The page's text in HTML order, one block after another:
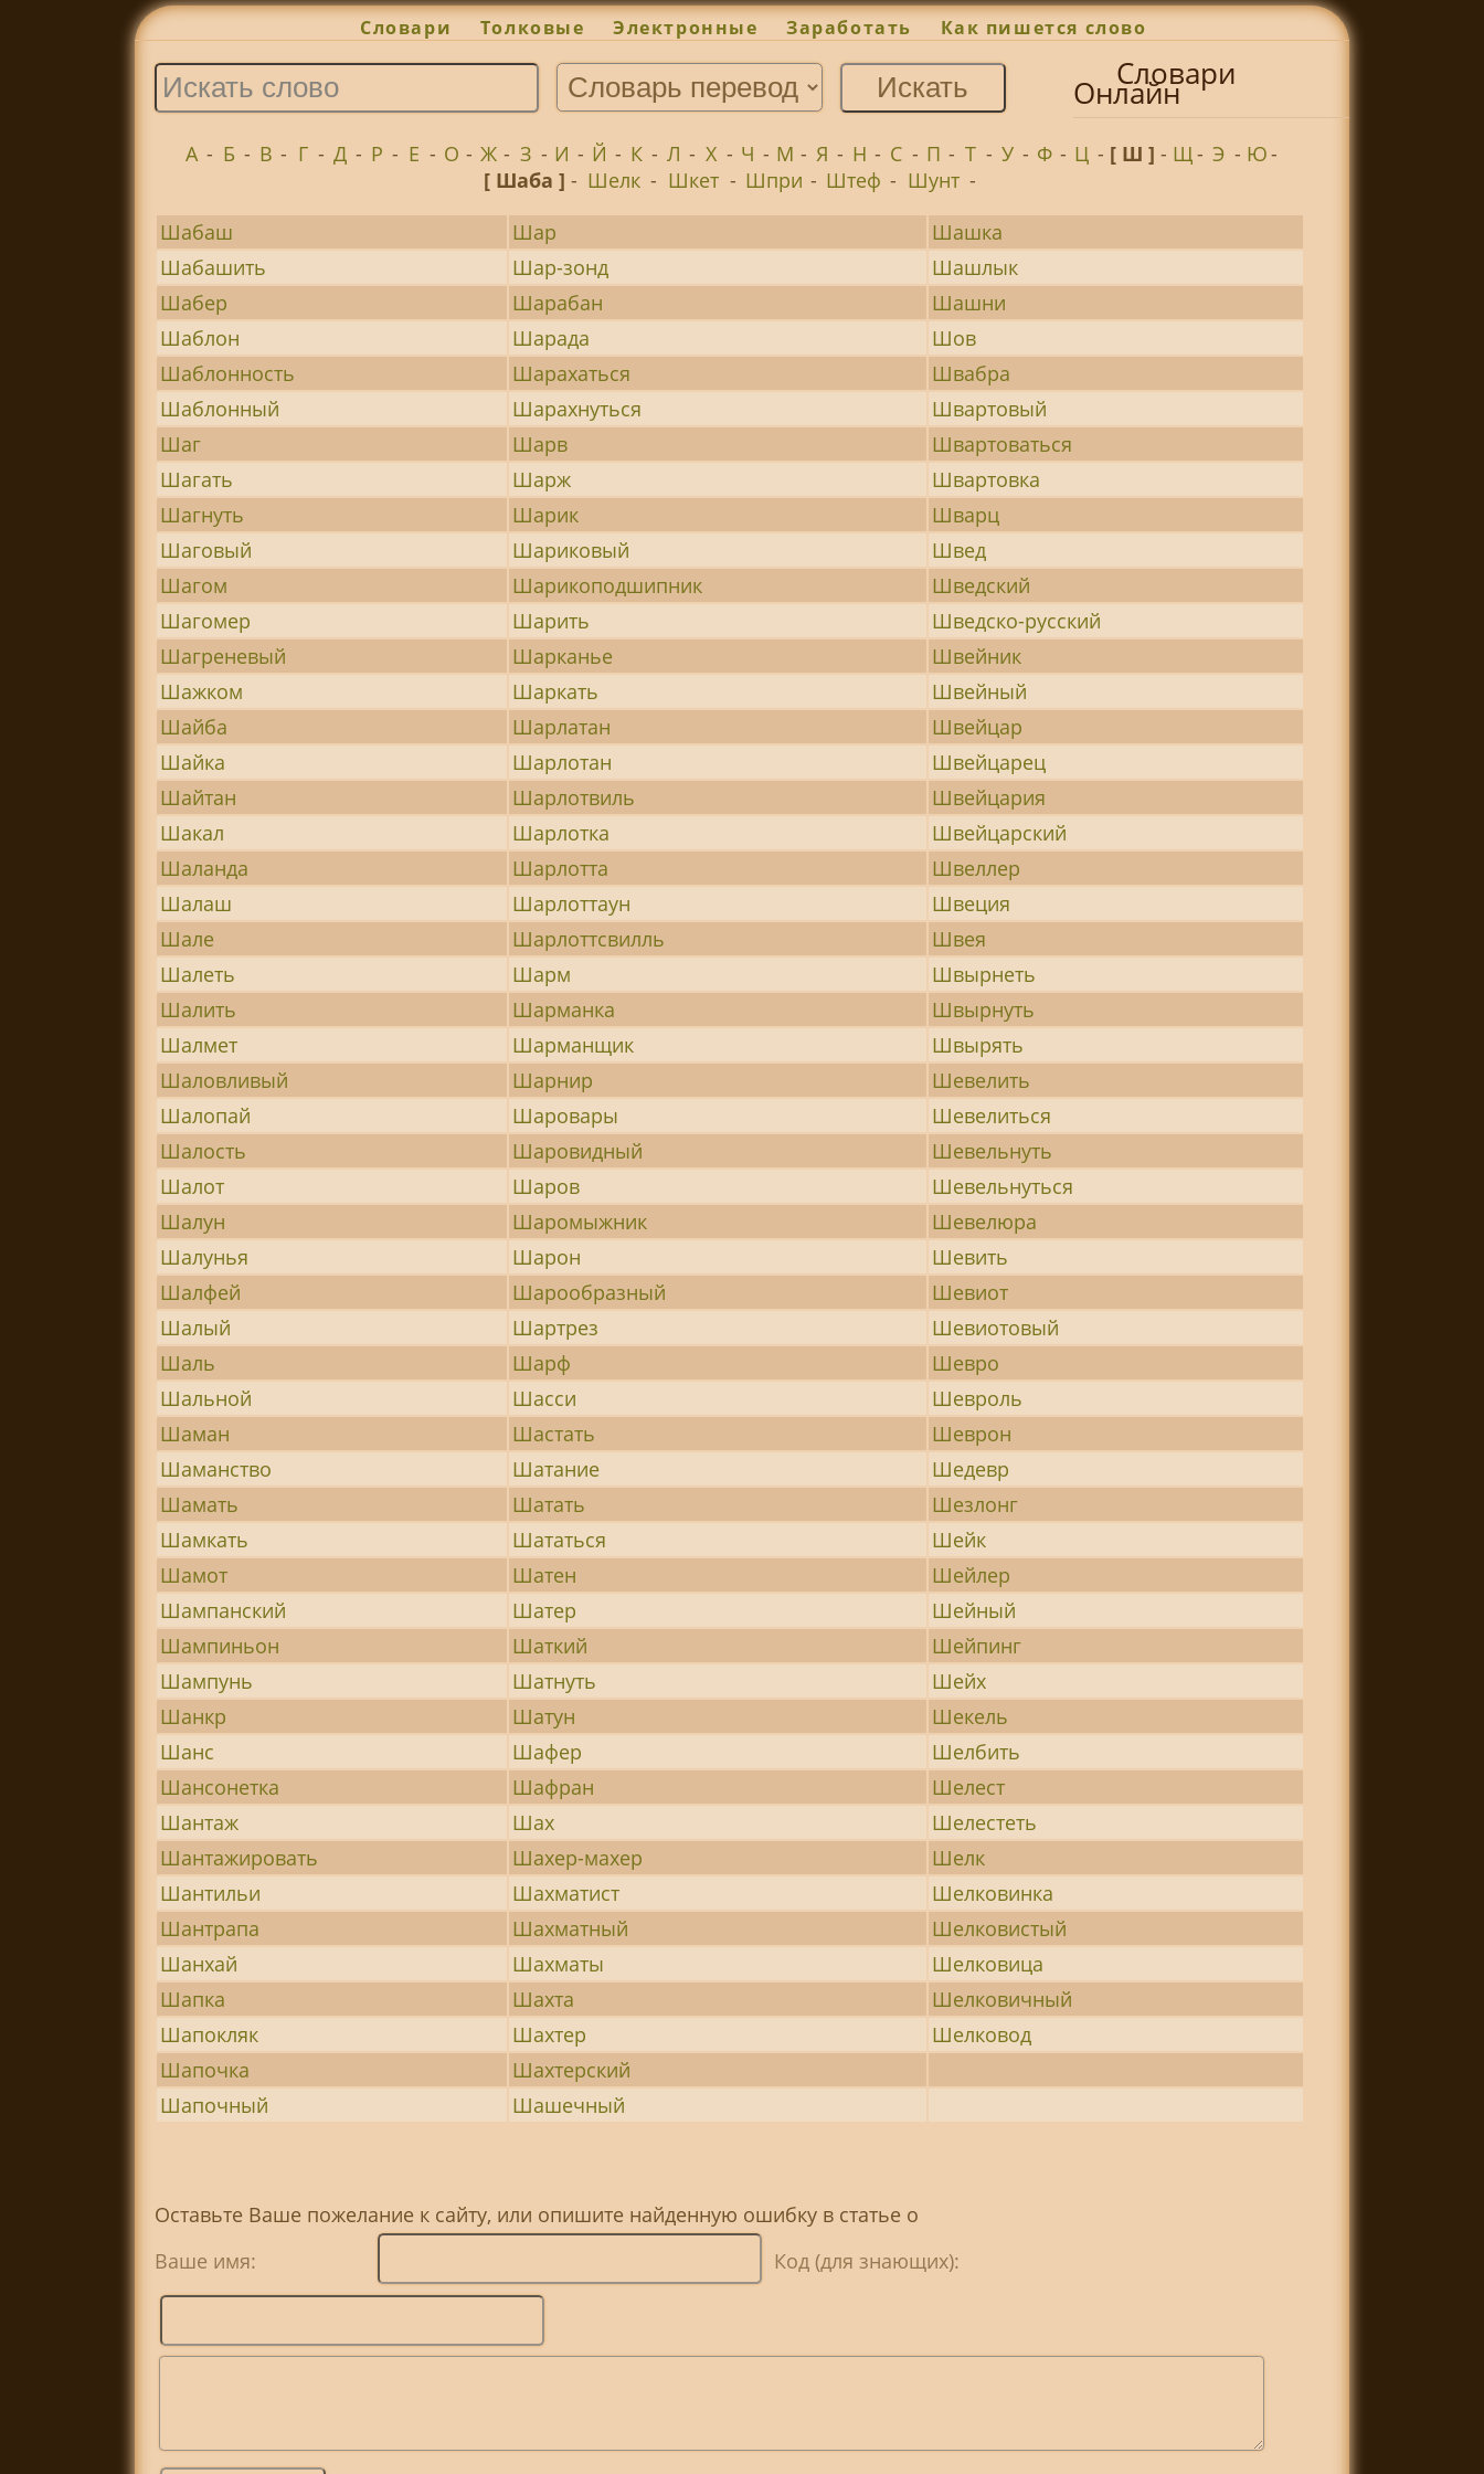
Словари Толковые Электронные Заработать Как пишется слово
Словари
Онлайн
А - Б - В - Г - Д - Р - Е - О - Ж - З - И - Й - К - Л - Х - Ч - М - Я - Н - С - П - Т - У - Ф - Ц - [ Ш ] - Щ- Э - Ю-
[ Шаба ] - Шелк - Шкет - Шпри - Штеф - Шунт -
Шабаш
Шар
Шашка
Шабашить
Шар-зонд
Шашлык
Шабер
Шарабан
Шашни
Шаблон
Шарада
Шов
Шаблонность
Шарахаться
Швабра
Шаблонный
Шарахнуться
Швартовый
Шаг
Шарв
Швартоваться
Шагать
Шарж
Швартовка
Шагнуть
Шарик
Шварц
Шаговый
Шариковый
Швед
Шагом
Шарикоподшипник
Шведский
Шагомер
Шарить
Шведско-русский
Шагреневый
Шарканье
Швейник
Шажком
Шаркать
Швейный
Шайба
Шарлатан
Швейцар
Шайка
Шарлотан
Швейцарец
Шайтан
Шарлотвиль
Швейцария
Шакал
Шарлотка
Швейцарский
Шаланда
Шарлотта
Швеллер
Шалаш
Шарлоттаун
Швеция
Шале
Шарлоттсвилль
Швея
Шалеть
Шарм
Швырнеть
Шалить
Шарманка
Швырнуть
Шалмет
Шарманщик
Швырять
Шаловливый
Шарнир
Шевелить
Шалопай
Шаровары
Шевелиться
Шалость
Шаровидный
Шевельнуть
Шалот
Шаров
Шевельнуться
Шалун
Шаромыжник
Шевелюра
Шалунья
Шарон
Шевить
Шалфей
Шарообразный
Шевиот
Шалый
Шартрез
Шевиотовый
Шаль
Шарф
Шевро
Шальной
Шасси
Шевроль
Шаман
Шастать
Шеврон
Шаманство
Шатание
Шедевр
Шамать
Шатать
Шезлонг
Шамкать
Шататься
Шейк
Шамот
Шатен
Шейлер
Шампанский
Шатер
Шейный
Шампиньон
Шаткий
Шейпинг
Шампунь
Шатнуть
Шейх
Шанкр
Шатун
Шекель
Шанс
Шафер
Шелбить
Шансонетка
Шафран
Шелест
Шантаж
Шах
Шелестеть
Шантажировать
Шахер-махер
Шелк
Шантильи
Шахматист
Шелковинка
Шантрапа
Шахматный
Шелковистый
Шанхай
Шахматы
Шелковица
Шапка
Шахта
Шелковичный
Шапокляк
Шахтер
Шелковод
Шапочка
Шахтерский
Шапочный
Шашечный
Оставьте Ваше пожелание к сайту, или опишите найденную ошибку в статье о
Ваше имя:
Код (для знающих):